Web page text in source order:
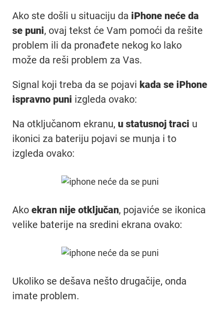
Ako ste došli u situaciju da iPhone neće da
se puni, ovaj tekst će Vam pomoći da rešite
problem ili da pronađete nekog ko lako
može da reši problem za Vas.
Signal koji treba da se pojavi kada se iPhone
ispravno puni izgleda ovako:
Na otključanom ekranu, u statusnoj traci u
ikonici za bateriju pojavi se munja i to
izgleda ovako:
Ako ekran nije otključan, pojaviće se ikonica
velike baterije na sredini ekrana ovako:
Ukoliko se dešava nešto drugačije, onda
imate problem.